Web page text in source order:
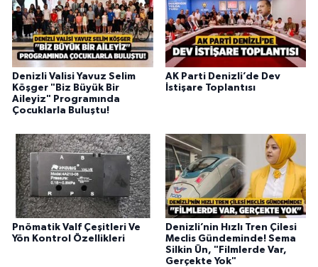
Denizli Valisi Yavuz Selim
Köşger "Biz Büyük Bir
Aileyiz" Programında
Çocuklarla Buluştu!
AK Parti Denizli’de Dev
İstişare Toplantısı
Pnömatik Valf Çeşitleri Ve
Yön Kontrol Özellikleri
Denizli’nin Hızlı Tren Çilesi
Meclis Gündeminde! Sema
Silkin Ün, "Filmlerde Var,
Gerçekte Yok"